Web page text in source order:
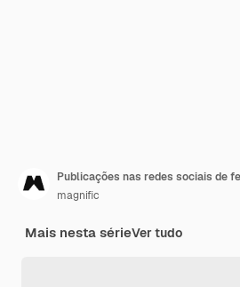
Publicações nas redes sociais de
magnific
Mais nesta sérieVer tudo